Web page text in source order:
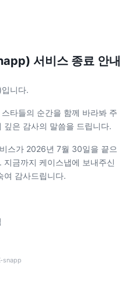
서비스 종료 안내
니다.
타들의 순간을 함께 바라봐 주
은 감사의 말씀을 드립니다.
스가 2026년 7월 30일을 끝으
금까지 케이스냅에 보내주신
여 감사드립니다.
snapp